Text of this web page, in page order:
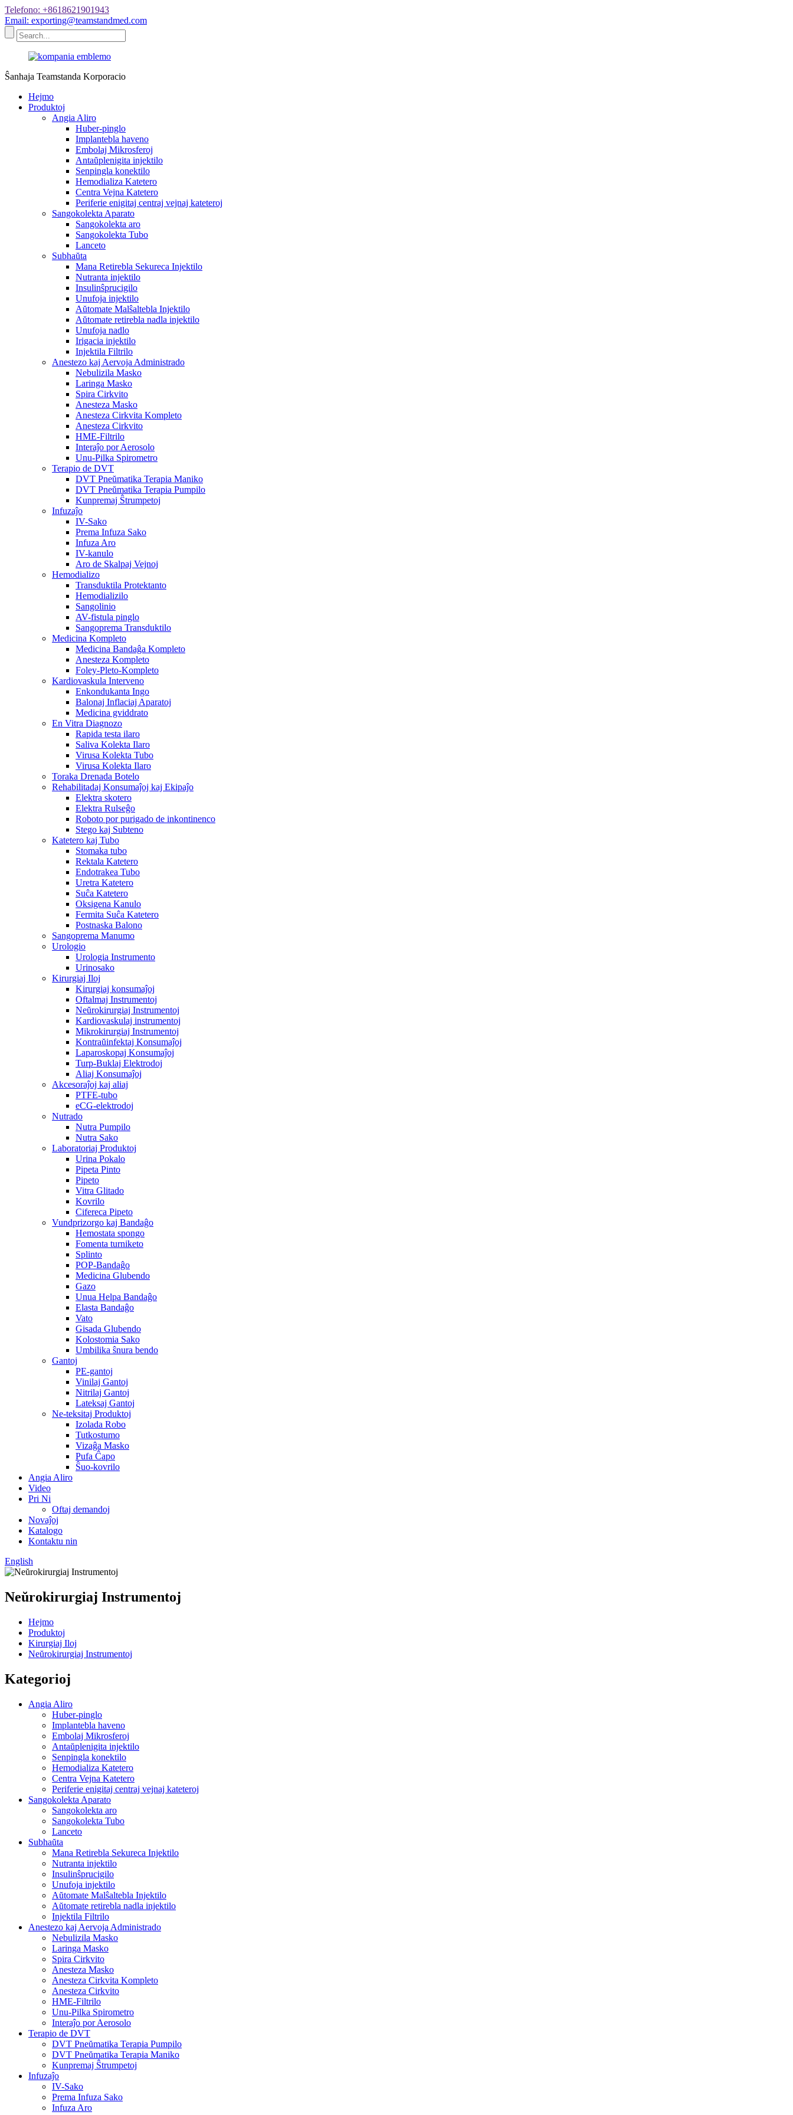
Telefono: +8618621901943
Email: exporting@teamstandmed.com
Ŝanhaja Teamstanda Korporacio
Hejmo
Produktoj
Angia Aliro
Huber-pinglo
Implantebla haveno
Embolaj Mikrosferoj
Antaŭplenigita injektilo
Senpingla konektilo
Hemodializa Katetero
Centra Vejna Katetero
Periferie enigitaj centraj vejnaj kateteroj
Sangokolekta Aparato
Sangokolekta aro
Sangokolekta Tubo
Lanceto
Subhaŭta
Mana Retirebla Sekureca Injektilo
Nutranta injektilo
Insulinŝprucigilo
Unufoja injektilo
Aŭtomate Malŝaltebla Injektilo
Aŭtomate retirebla nadla injektilo
Unufoja nadlo
Irigacia injektilo
Injektila Filtrilo
Anestezo kaj Aervoja Administrado
Nebulizila Masko
Laringa Masko
Spira Cirkvito
Anesteza Masko
Anesteza Cirkvita Kompleto
Anesteza Cirkvito
HME-Filtrilo
Interaĵo por Aerosolo
Unu-Pilka Spirometro
Terapio de DVT
DVT Pneŭmatika Terapia Maniko
DVT Pneŭmatika Terapia Pumpilo
Kunpremaj Ŝtrumpetoj
Infuzaĵo
IV-Sako
Prema Infuza Sako
Infuza Aro
IV-kanulo
Aro de Skalpaj Vejnoj
Hemodializo
Transduktila Protektanto
Hemodializilo
Sangolinio
AV-fistula pinglo
Sangoprema Transduktilo
Medicina Kompleto
Medicina Bandaĝa Kompleto
Anesteza Kompleto
Foley-Pleto-Kompleto
Kardiovaskula Interveno
Enkondukanta Ingo
Balonaj Inflaciaj Aparatoj
Medicina gviddrato
En Vitra Diagnozo
Rapida testa ilaro
Saliva Kolekta Ilaro
Virusa Kolekta Tubo
Virusa Kolekta Ilaro
Toraka Drenada Botelo
Rehabilitadaj Konsumaĵoj kaj Ekipaĵo
Elektra skotero
Elektra Rulseĝo
Roboto por purigado de inkontinenco
Stego kaj Subteno
Katetero kaj Tubo
Stomaka tubo
Rektala Katetero
Endotrakea Tubo
Uretra Katetero
Suĉa Katetero
Oksigena Kanulo
Fermita Suĉa Katetero
Postnaska Balono
Sangoprema Manumo
Urologio
Urologia Instrumento
Urinosako
Kirurgiaj Iloj
Kirurgiaj konsumaĵoj
Oftalmaj Instrumentoj
Neŭrokirurgiaj Instrumentoj
Kardiovaskulaj instrumentoj
Mikrokirurgiaj Instrumentoj
Kontraŭinfektaj Konsumaĵoj
Laparoskopaj Konsumaĵoj
Turp-Buklaj Elektrodoj
Aliaj Konsumaĵoj
Akcesoraĵoj kaj aliaj
PTFE-tubo
eCG-elektrodoj
Nutrado
Nutra Pumpilo
Nutra Sako
Laboratoriaj Produktoj
Urina Pokalo
Pipeta Pinto
Pipeto
Vitra Glitado
Kovrilo
Cifereca Pipeto
Vundprizorgo kaj Bandaĝo
Hemostata spongo
Fomenta turniketo
Splinto
POP-Bandaĝo
Medicina Glubendo
Gazo
Unua Helpa Bandaĝo
Elasta Bandaĝo
Vato
Gisada Glubendo
Kolostomia Sako
Umbilika ŝnura bendo
Gantoj
PE-gantoj
Vinilaj Gantoj
Nitrilaj Gantoj
Lateksaj Gantoj
Ne-teksitaj Produktoj
Izolada Robo
Tutkostumo
Vizaĝa Masko
Pufa Ĉapo
Ŝuo-kovrilo
Angia Aliro
Video
Pri Ni
Oftaj demandoj
Novaĵoj
Katalogo
Kontaktu nin
English
Neŭrokirurgiaj Instrumentoj
Hejmo
Produktoj
Kirurgiaj Iloj
Neŭrokirurgiaj Instrumentoj
Kategorioj
Angia Aliro
Huber-pinglo
Implantebla haveno
Embolaj Mikrosferoj
Antaŭplenigita injektilo
Senpingla konektilo
Hemodializa Katetero
Centra Vejna Katetero
Periferie enigitaj centraj vejnaj kateteroj
Sangokolekta Aparato
Sangokolekta aro
Sangokolekta Tubo
Lanceto
Subhaŭta
Mana Retirebla Sekureca Injektilo
Nutranta injektilo
Insulinŝprucigilo
Unufoja injektilo
Aŭtomate Malŝaltebla Injektilo
Aŭtomate retirebla nadla injektilo
Injektila Filtrilo
Anestezo kaj Aervoja Administrado
Nebulizila Masko
Laringa Masko
Spira Cirkvito
Anesteza Masko
Anesteza Cirkvita Kompleto
Anesteza Cirkvito
HME-Filtrilo
Unu-Pilka Spirometro
Interaĵo por Aerosolo
Terapio de DVT
DVT Pneŭmatika Terapia Pumpilo
DVT Pneŭmatika Terapia Maniko
Kunpremaj Ŝtrumpetoj
Infuzaĵo
IV-Sako
Prema Infuza Sako
Infuza Aro